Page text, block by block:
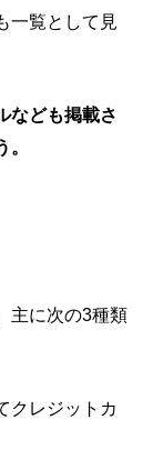
一覧として見
なども掲載さ
主に次の3種類
クレジットカ